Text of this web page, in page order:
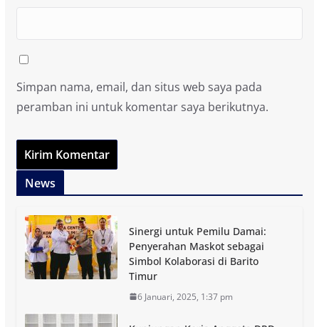
Simpan nama, email, dan situs web saya pada
peramban ini untuk komentar saya berikutnya.
News
Sinergi untuk Pemilu Damai:
Penyerahan Maskot sebagai
Simbol Kolaborasi di Barito
Timur
6 Januari, 2025, 1:37 pm